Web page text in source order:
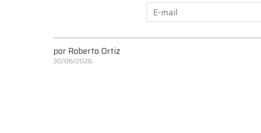
por Roberto Ortiz
30/06/2026